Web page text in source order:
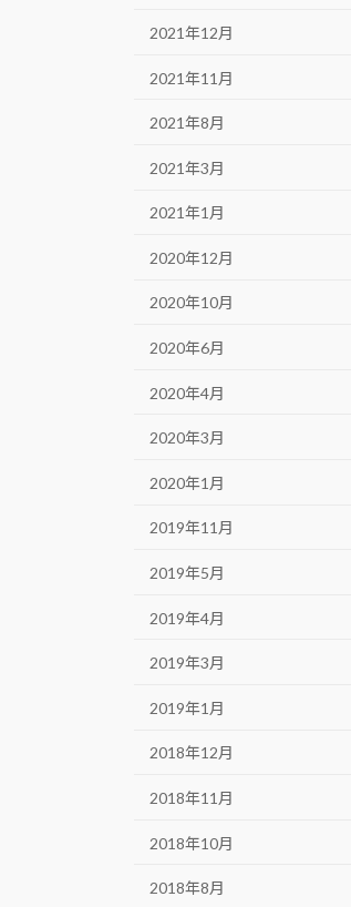
2021年12月
2021年11月
2021年8月
2021年3月
2021年1月
2020年12月
2020年10月
2020年6月
2020年4月
2020年3月
2020年1月
2019年11月
2019年5月
2019年4月
2019年3月
2019年1月
2018年12月
2018年11月
2018年10月
2018年8月